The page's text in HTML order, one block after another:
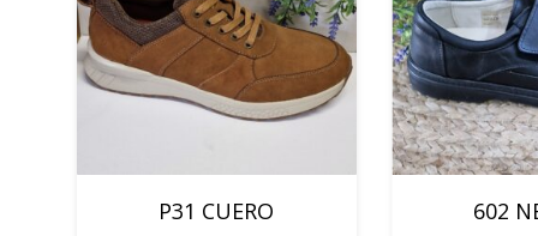
P31 CUERO 602